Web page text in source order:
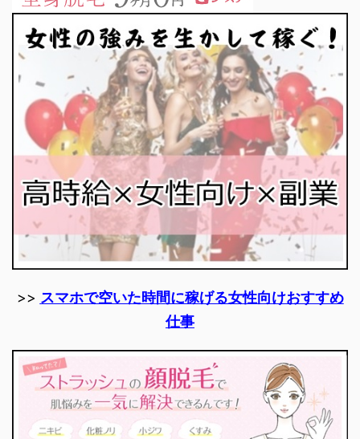
>> スマホで空いた時間に稼げる女性向けおすすめ
仕事